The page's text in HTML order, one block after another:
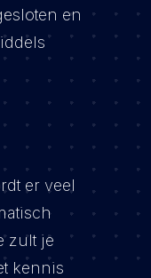
en
er veel
zult je
kennis